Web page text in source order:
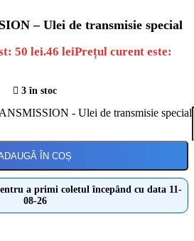
– Ulei de transmisie special
50 lei.46 leiPrețul curent este:
3 în stoc
- Ulei de transmisie special
ÎN COȘ
a primi coletul începând cu data 11-
08-26